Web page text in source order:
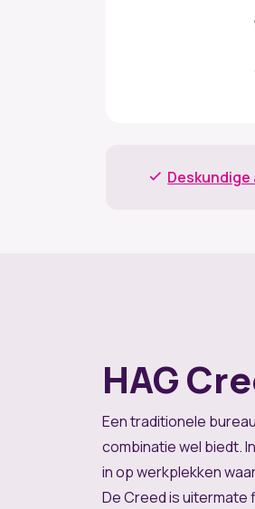
HAG
Een traditionele
combinatie wel biedt.
in op werkplekken
De Creed is uitermate